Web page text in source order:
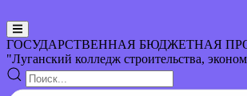
ГОСУДАРСТВЕННАЯ БЮДЖЕТНАЯ
"Луганский колледж строительства,